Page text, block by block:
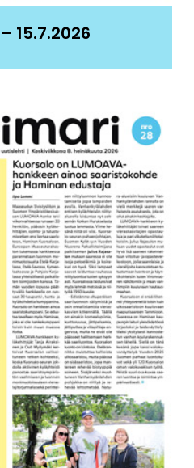
15.7.2026